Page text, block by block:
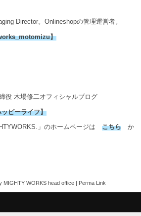
Director。Onlineshopの管理運営者。
】
役 木場修二オフィシャルブログ
ピーライフ】
」のホームページは こちら か
MIGHTY WORKS head office | Perma Link